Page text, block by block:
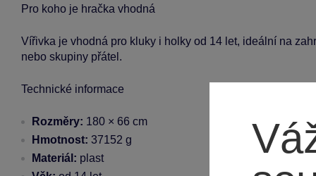
Pro koho je hračka vhodná
Vířivka je vhodná pro kluky i holky od 14 let, ideální na
nebo skupiny přátel.
Technické informace
Rozměry: 180 × 66 cm
Hmotnost: 37152 g
Materiál: plast